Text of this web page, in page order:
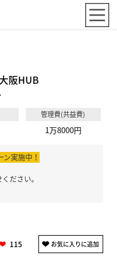
阪HUB
管理費(共益費)
1万8000円
実施中！
ださい。
115